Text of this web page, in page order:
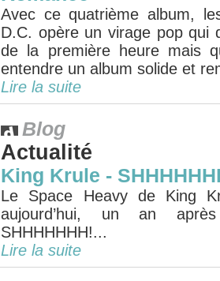
Avec ce quatrième album,
D.C. opère un virage pop qui
de la première heure mais
entendre un album solide et
Lire la suite
Blog
Actualité
King Krule -
Le Space Heavy de King
aujourd’hui, un an
SHHHHHHH!...
Lire la suite